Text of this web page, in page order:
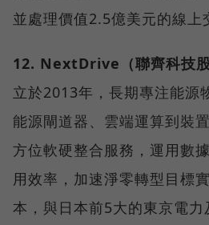
並處理價值2.5億美元的線上
12. NextDrive（聯齊科技股
立於2013年，長期專注能源
能源閘道器、雲端運算到裝
方位軟硬整合服務，運用數
用效率，加速淨零轉型目標
本，與日本前5大的東京電